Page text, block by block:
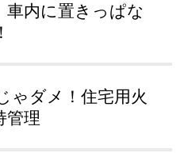
内に置きっぱな
ゃダメ！住宅用火
管理